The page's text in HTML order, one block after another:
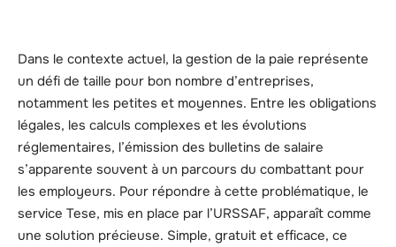
Dans le contexte actuel, la gestion de la paie représente
un défi de taille pour bon nombre d’entreprises,
notamment les petites et moyennes. Entre les obligations
légales, les calculs complexes et les évolutions
réglementaires, l’émission des bulletins de salaire
s’apparente souvent à un parcours du combattant pour
les employeurs. Pour répondre à cette problématique, le
service Tese, mis en place par l’URSSAF, apparaît comme
une solution précieuse. Simple, gratuit et efficace, ce